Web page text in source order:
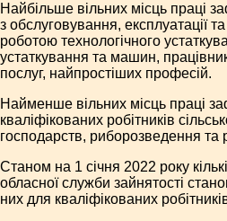
Найбільше вільних місць праці
з обслуговування, експлуатації
роботою технологічного
устаткування та машин,
послуг, найпростіших професій.
Найменше вільних місць праці
кваліфікованих робітників
господарств, риборозведення та
Станом на 1 січня 2022 року
обласної служби зайнятості
них для кваліфікованих